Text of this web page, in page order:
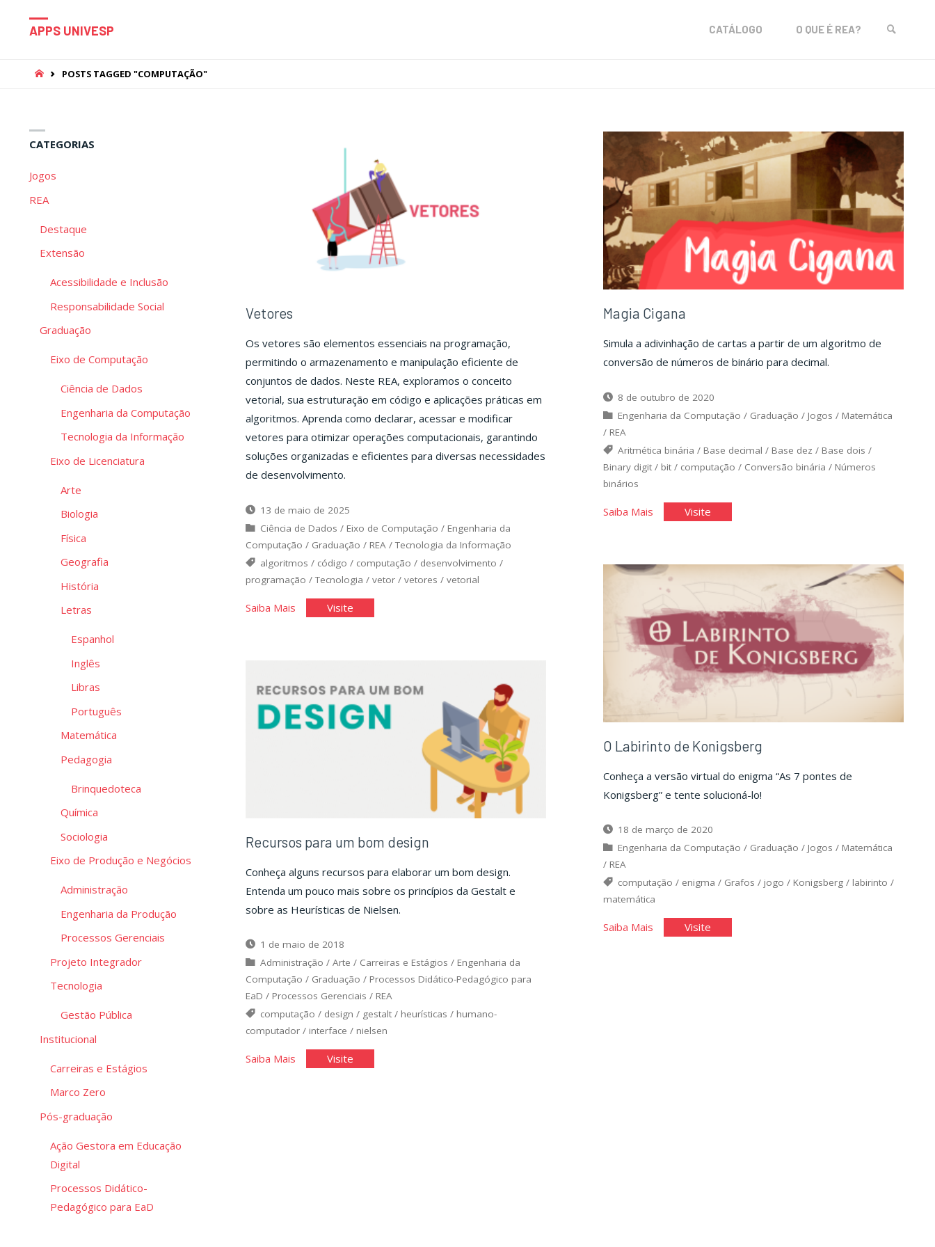
APPS UNIVESP CATÁLOGO O QUE É REA?
HOMEPOSTS TAGGED "COMPUTAÇÃO"
Vetores
Os vetores são elementos essenciais na programação,
permitindo o armazenamento e manipulação eficiente de
conjuntos de dados. Neste REA, exploramos o conceito
vetorial, sua estruturação em código e aplicações práticas em
algoritmos. Aprenda como declarar, acessar e modificar
vetores para otimizar operações computacionais, garantindo
soluções organizadas e eficientes para diversas necessidades
de desenvolvimento.
13 de maio de 2025
Ciência de Dados / Eixo de Computação / Engenharia da
Computação / Graduação / REA/Tecnologia da Informação
algoritmos / código / computação / desenvolvimento /
programação /Tecnologia / vetor/ vetores / vetorial
Saiba Mais"Vetores"Visite"Vetores"
Magia Cigana
Simula a adivinhação de cartas a partir de um algoritmo de
conversão de números de binário para decimal.
8 de outubro de 2020
Engenharia da Computação / Graduação / Jogos / Matemática
/ REA
Aritmética binária / Base decimal / Base dez / Base dois /
Binary digit/ bit/ computação / Conversão binária / Números
binários
Saiba Mais"MagiaVisite"Magia
O Labirinto de Konigsberg
Conheça a versão virtual do enigma “As 7 pontes de
Konigsberg” e tente solucioná-lo!
18 de março de 2020
Engenharia da Computação / Graduação / Jogos / Matemática
/ REA
computação / enigma / Grafos / jogo / Konigsberg / labirinto /
matemática
Saiba Mais"O
Visite"O
Recursos para um bom design
Conheça alguns recursos para elaborar um bom design.
Entenda um pouco mais sobre os princípios da Gestalt e
sobre as Heurísticas de Nielsen.
1 de maio de 2018
Administração /Arte / Carreiras e Estágios / Engenharia da
Computação / Graduação / Processos Didático-Pedagógico para
EaD / Processos Gerenciais / REA
computação / design / gestalt / heurísticas / humano-
computador/ interface / nielsen
Saiba Mais"Recursos
Visite"Recursos
CATEGORIAS
Jogos
REA
Destaque
Extensão
Acessibilidade e Inclusão
Responsabilidade Social
Graduação
Eixo de Computação
Ciência de Dados
Engenharia da Computação
Tecnologia da Informação
Eixo de Licenciatura
Arte
Biologia
Física
Geografia
História
Letras
Espanhol
Inglês
Libras
Português
Matemática
Pedagogia
Brinquedoteca
Química
Sociologia
Eixo de Produção e Negócios
Administração
Engenharia da Produção
Processos Gerenciais
Projeto Integrador
Tecnologia
Gestão Pública
Institucional
Carreiras e Estágios
Marco Zero
Pós-graduação
Ação Gestora em Educação
Digital
Processos Didático-
Pedagógico para EaD